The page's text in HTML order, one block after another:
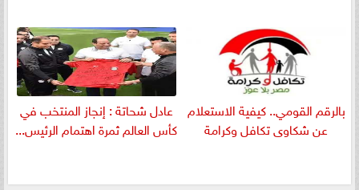
بالرقم القومي.. كيفية الاستعلام
عن شكاوى تكافل وكرامة
عادل شحاتة : إنجاز المنتخب في
كأس العالم ثمرة اهتمام الرئيس...